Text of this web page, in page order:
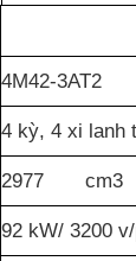
4M42-3AT2
4 kỳ, 4 xi lanh
2977 cm3
92 kW/ 3200